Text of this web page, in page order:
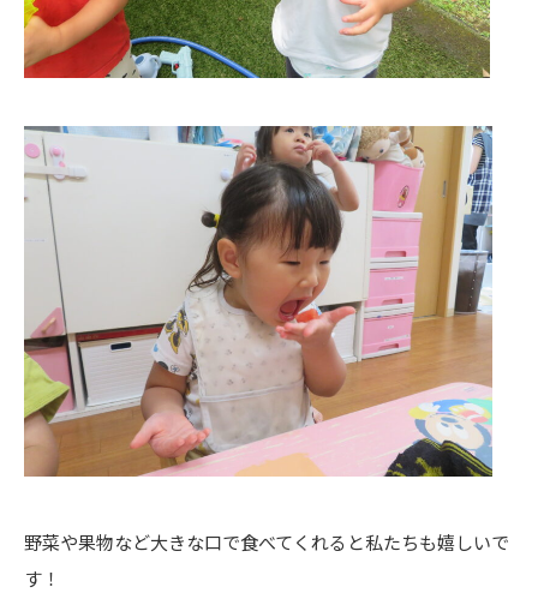
野菜や果物など大きな口で食べてくれると私たちも嬉しいで
す！